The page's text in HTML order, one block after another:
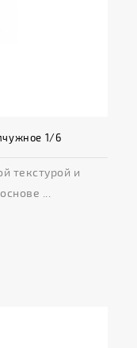
1/6
текстурой и
...